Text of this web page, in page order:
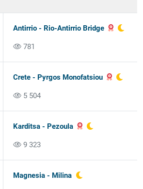
Antirrio - Rio-Antirrio Bridge
781
Crete - Pyrgos Monofatsiou
5 504
Karditsa - Pezoula
9 323
Magnesia - Milina